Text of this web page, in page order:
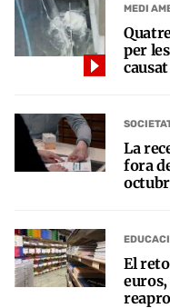
MEDI
per
La
fora
El